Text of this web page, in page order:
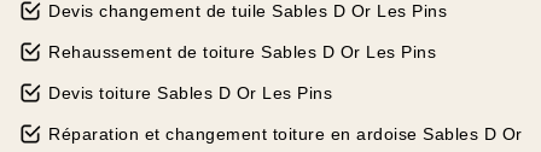
Devis changement de tuile Sables D Or Les Pins
Rehaussement de toiture Sables D Or Les Pins
Devis toiture Sables D Or Les Pins
Réparation et changement toiture en ardoise Sables D Or